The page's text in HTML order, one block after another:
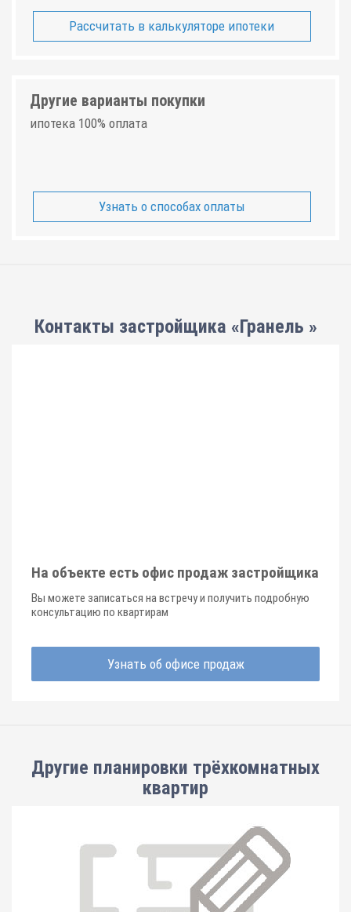
Рассчитать в калькуляторе ипотеки
Другие варианты покупки
ипотека 100% оплата
Узнать о способах оплаты
Контакты застройщика «Гранель »
На объекте есть офис продаж застройщика
Вы можете записаться на встречу и получить подробную
консультацию по квартирам
Узнать об офисе продаж
Другие планировки трёхкомнатных
квартир